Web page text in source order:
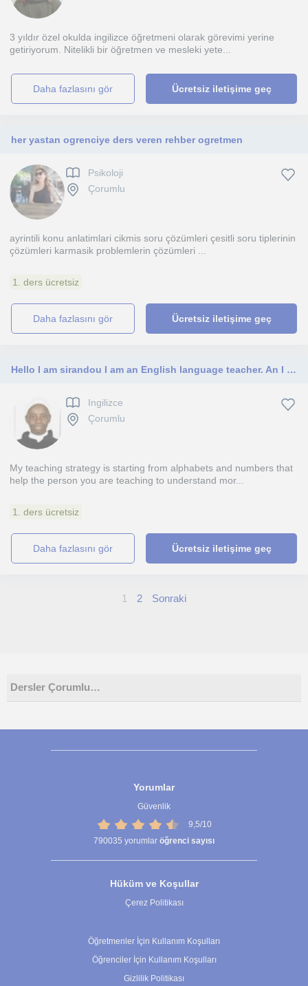
3 yıldır özel okulda ingilizce öğretmeni olarak görevimi yerine
getiriyorum. Nitelikli bir öğretmen ve mesleki yete...
daha fazlasını gör Ücretsiz iletişime geç
her yastan ogrenciye ders veren rehber ogretmen
Psikoloji
Çorumlu
ayrintili konu anlatimlari cikmis soru çözümleri çesitli soru tiplerinin
çözümleri karmasik problemlerin çözümleri ...
1. ders ücretsiz
daha fazlasını gör Ücretsiz iletişime geç
Hello I am sirandou I am an English language teacher. An I have been teaching it for two years now I will be glad to be your tutor
Ingilizce
Çorumlu
My teaching strategy is starting from alphabets and numbers that
help the person you are teaching to understand mor...
1. ders ücretsiz
daha fazlasını gör Ücretsiz iletişime geç
1 2 Sonraki
Dersler Çorumlu…
Yorumlar
Güvenlik
9,5/10
790035 yorumlar öğrenci sayısı
Hüküm ve Koşullar
Çerez Politikası
Öğretmenler İçin Kullanım Koşulları
Öğrenciler İçin Kullanım Koşulları
Gizlilik Politikası